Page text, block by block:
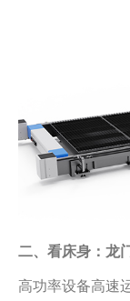
二、看床身：龙
高功率设备高速